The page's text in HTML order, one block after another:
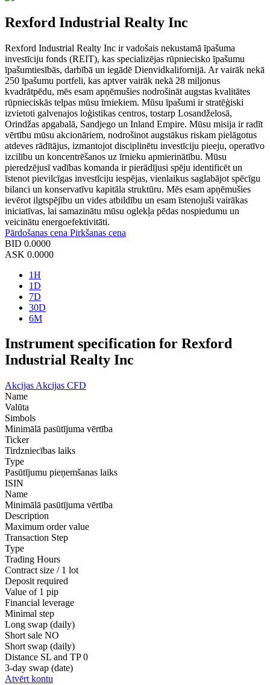
Rexford Industrial Realty Inc
Rexford Industrial Realty Inc ir vadošais nekustamā īpašuma
investīciju fonds (REIT), kas specializējas rūpniecisko īpašumu
īpašumtiesībās, darbībā un iegādē Dienvidkalifornijā. Ar vairāk nekā
250 īpašumu portfeli, kas aptver vairāk nekā 28 miljonus
kvadrātpēdu, mēs esam apņēmušies nodrošināt augstas kvalitātes
rūpnieciskās telpas mūsu īrniekiem. Mūsu īpašumi ir stratēģiski
izvietoti galvenajos loģistikas centros, tostarp Losandželosā,
Orindžas apgabalā, Sandjego un Inland Empire. Mūsu misija ir radīt
vērtību mūsu akcionāriem, nodrošinot augstākus riskam pielāgotus
atdeves rādītājus, izmantojot disciplinētu investīciju pieeju, operatīvo
izcilību un koncentrēšanos uz īrnieku apmierinātību. Mūsu
pieredzējusī vadības komanda ir pierādījusi spēju identificēt un
īstenot pievilcīgas investīciju iespējas, vienlaikus saglabājot spēcīgu
bilanci un konservatīvu kapitāla struktūru. Mēs esam apņēmušies
ievērot ilgtspējību un vides atbildību un esam īstenojuši vairākas
iniciatīvas, lai samazinātu mūsu oglekļa pēdas nospiedumu un
veicinātu energoefektivitāti.
Pārdošanas cena Pirkšanas cena
BID 0.0000
ASK 0.0000
1H
1D
7D
30D
6M
Instrument specification for Rexford
Industrial Realty Inc
Akcijas Akcijas CFD
Name
Valūta
Simbols
Minimālā pasūtījuma vērtība
Ticker
Tirdzniecības laiks
Type
Pasūtījumu pieņemšanas laiks
ISIN
Name
Minimālā pasūtījuma vērtība
Description
Maximum order value
Transaction Step
Type
Trading Hours
Contract size / 1 lot
Deposit required
Value of 1 pip
Financial leverage
Minimal step
Long swap (daily)
Short sale NO
Short swap (daily)
Distance SL and TP 0
3-day swap (date)
Atvērt kontu